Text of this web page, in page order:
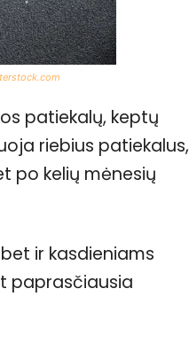
patiekalų, keptų
riebius patiekalus,
po kelių mėnesių
ir kasdieniams
paprasčiausia